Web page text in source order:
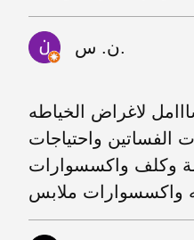
ن. س.
لاغراض الخياطه
الفساتين واحتياجات
وكلف واكسسوارات
واكسسوارات ملابس